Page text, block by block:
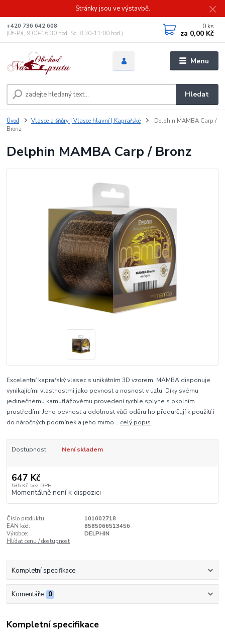
Stránky jsou ve výstavbě.
Menu
Hledat
+420 736 642 608
(Út-Pá, 9:00-16.30 hod. So, 8.30-11:00 hod.)
0 ks
za 0,00 Kč
Úvod Vlasce a šňůry | Vlasce hlavní | Kaprařské
Delphin MAMBA Carp /
Bronz
Delphin MAMBA Carp / Bronz
Excelentní kaprařský vlasec s unikátním 3D vzorem. MAMBA disponuje
vynikajícími vlastnostmi jako pevnost a nosnost v uzlu. Díky svému
jedinečnému kamuflážovému provedení rychle splyne s okolním
prostředím. Jeho pevnost a odolnost vůči oděru ho předurčují k použití i
do náročných podmínek a jeho mimo... celý popis
Dostupnost Není skladem
647 Kč
535 Kč bez DPH
Momentálně není k dispozici
Číslo produktu:
101002718
EAN kód:
8585066513456
Výrobce:
DELPHIN
Hlídat cenu / dostupnost
Kompletní specifikace
Komentáře 0
Kompletní specifikace